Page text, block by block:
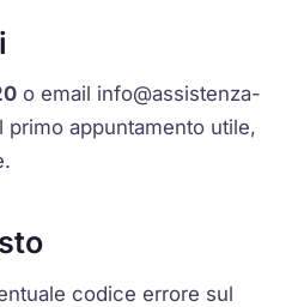
o email info@assistenza-
primo appuntamento utile,
codice errore sul